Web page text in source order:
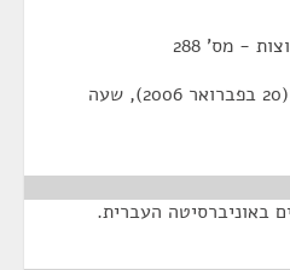
- מס' 288
יום שני, כ"ב בשבט התשס"ו (20 בפברואר 2006), שעה
באוניברסיטה העברית.